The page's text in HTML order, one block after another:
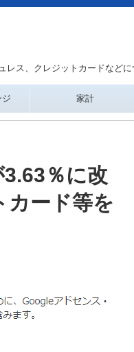
レス、クレジットカードなど
家計
％に改
カード等を